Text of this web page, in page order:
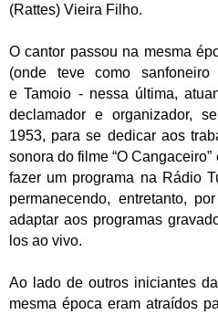
(Rattes) Vieira Filho.
O cantor passou na mesma
(onde teve como
e Tamoio - nessa última,
declamador e organizador,
1953, para se dedicar aos
sonora do filme “O
fazer um programa na Rádio
permanecendo, entretanto,
adaptar aos programas
los ao vivo.
Ao lado de outros iniciantes
mesma época eram atraídos